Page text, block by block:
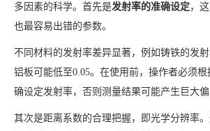
多因素的科学。首先是发射率的准确设定，
也最容易出错的参数。
不同材料的发射率差异显著，例如铸铁的发
铝板可能低至0.05。在使用前，操作者必须
确设定发射率，否则测量结果可能产生巨大偏
其次是距离系数的合理把握，即光学分辨率